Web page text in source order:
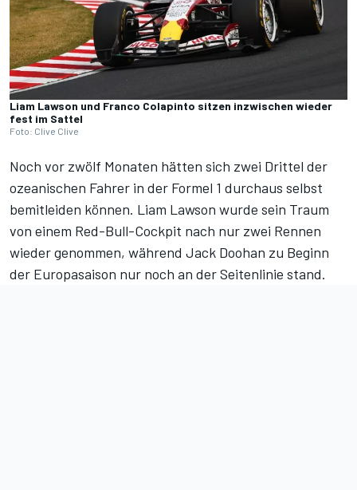
Liam Lawson und Franco Colapinto sitzen inzwischen wieder
fest im Sattel
Foto: Clive Clive
Noch vor zwölf Monaten hätten sich zwei Drittel der
ozeanischen Fahrer in der Formel 1 durchaus selbst
bemitleiden können. Liam Lawson wurde sein Traum
von einem Red-Bull-Cockpit nach nur zwei Rennen
wieder genommen, während Jack Doohan zu Beginn
der Europasaison nur noch an der Seitenlinie stand.